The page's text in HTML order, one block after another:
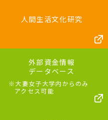
人間生活文化研究
外部資金情報
データベース
※大妻女子大学内からのみ
アクセス可能